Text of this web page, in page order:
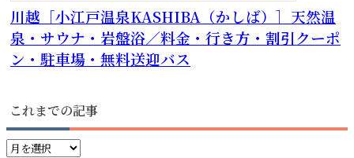
川越［小江戸温泉KASHIBA（かしば）］天然温
泉・サウナ・岩盤浴／料金・行き方・割引クーポ
ン・駐車場・無料送迎バス
これまでの記事
こ